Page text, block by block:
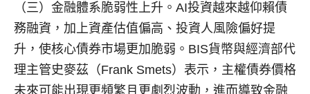
（三）金融體系脆弱性上升。AI投資越來越仰賴債
務融資，加上資產估值偏高、投資人風險偏好提
升，使核心債券市場更加脆弱。BIS貨幣與經濟部代
理主管史麥茲（Frank Smets）表示，主權債券價格
未來可能出現更頻繁且更劇烈波動，進而導致金融